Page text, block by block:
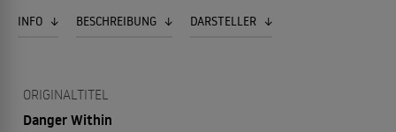
INFO BESCHREIBUNG DARSTELLER
ORIGINALTITEL
Danger Within